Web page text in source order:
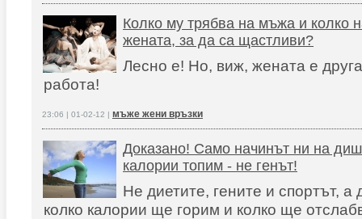
Колко му трябва на мъжа и колко
жената, за да са щастливи?
Лесно е! Но, виж, жената е друга
работа!
23:06 | 01-02-12 | мъже жени връзки
Доказано! Само начинът ни на
калории топим - не генът!
Не диетите, гените и спортът,
колко калории ще горим и колко ще